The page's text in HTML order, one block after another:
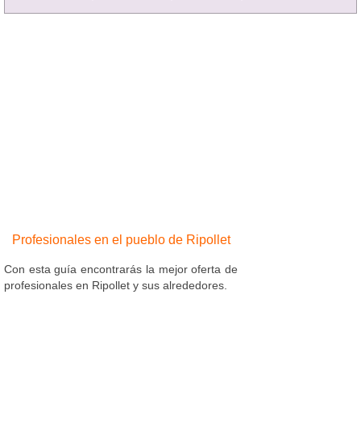
Profesionales en el pueblo de Ripollet
Con esta guía encontrarás la mejor oferta de
profesionales en Ripollet y sus alrededores.